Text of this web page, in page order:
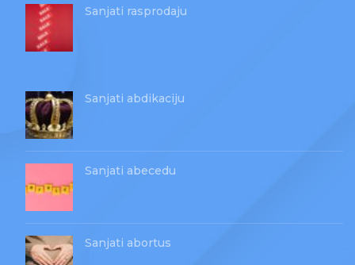
Sanjati rasprodaju
Sanjati abdikaciju
Sanjati abecedu
Sanjati abortus